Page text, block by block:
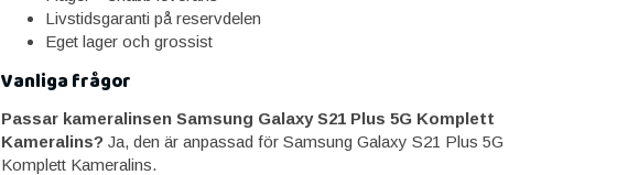
Livstidsgaranti på reservdelen
Eget lager och grossist
Vanliga frågor
Passar kameralinsen Samsung Galaxy S21 Plus 5G Komplett
Kameralins? Ja, den är anpassad för Samsung Galaxy S21 Plus 5G
Komplett Kameralins.